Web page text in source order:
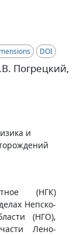
DOI
Погрецкий,
и
(НГК)
Непско-
(НГО),
Лено-